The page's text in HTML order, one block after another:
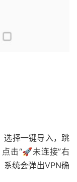
选择一键导入，跳
击“🚀未连接”右
统会弹出VPN确